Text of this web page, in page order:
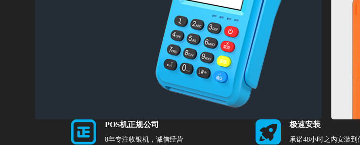
POS机正规公司
8年专注收银机，诚信经营
极速安装
承诺48小时之内安装到